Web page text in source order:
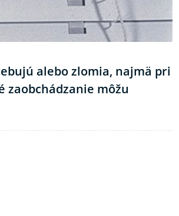
alebo zlomia, najmä pri
zaobchádzanie môžu